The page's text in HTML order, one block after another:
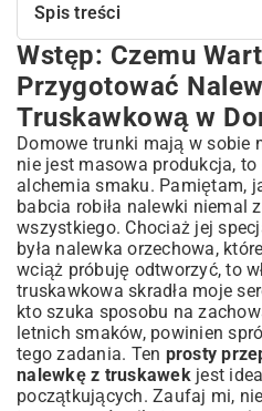
Spis treści
Wstęp: Czemu Warto
Nalewkę Truskawkową w
Krótka Historia i Zalety
Nalewek
Niezbędne Składniki: Co
Przed Rozpoczęciem?
Wybór Idealnych Truskawek
Alkohol do Nalewki: Jaki Będzie
Dodatkowe Elementy dla
Smaku
Prosty Przepis na Nalewkę
Truskawkową Krok po Kroku
Przygotowanie Owoców
Proces Maceracji: Cierpliwość
Dosładzanie i Odstawienie
Wstęp: Czemu
Przygotować
Truskawkową w
Domowe trunki mają w sobie
nie jest masowa produkcja, to
alchemia smaku. Pamiętam,
babcia robiła nalewki niemal
wszystkiego. Chociaż jej
była nalewka orzechowa,
wciąż próbuję odtworzyć, to
truskawkowa skradła moje
kto szuka sposobu na
letnich smaków, powinien
tego zadania. Ten prosty
nalewkę z truskawekjest
początkujących. Zaufaj mi,